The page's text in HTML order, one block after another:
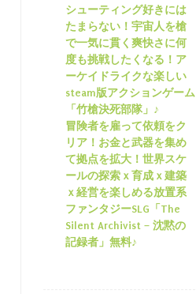
シューティング好きには
たまらない！宇宙人を槍
で一気に貫く爽快さに何
度も挑戦したくなる！ア
ーケイドライクな楽しい
steam版アクションゲーム
「竹槍決死部隊」♪
冒険者を雇って依頼をク
リア！お金と武器を集め
て拠点を拡大！世界スケ
ールの探索ｘ育成ｘ建築
ｘ経営を楽しめる放置系
ファンタジーSLG「The
Silent Archivist – 沈黙の
記録者」無料♪